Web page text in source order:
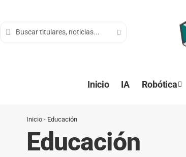
Inicio IA Robótica
Inicio - Educación
Educación